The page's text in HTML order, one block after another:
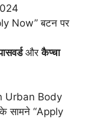
Now” बटन पर
औरकैप्चा
Urban Body
सामने “Apply